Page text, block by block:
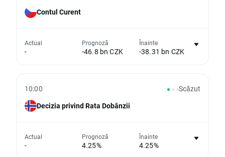
Nu există niciun grafic pentru acest
eveniment
Contul Curent
Actual
-
Prognoză
-46.8 bn CZK
Înainte
-38.31 bn CZK
Nu există niciun grafic pentru acest
eveniment
10:00
Scăzut
Decizia privind Rata Dobânzii
Actual
-
Prognoză
4.25%
Înainte
4.25%